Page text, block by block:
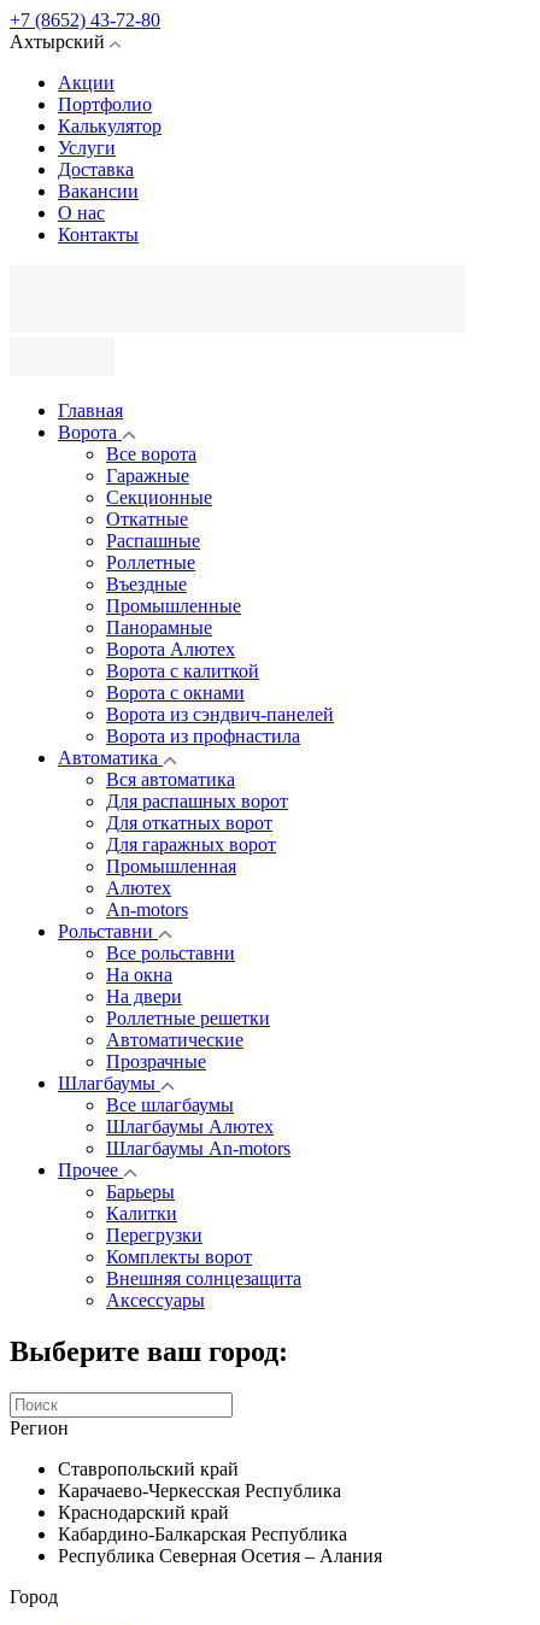
+7 (8652) 43-72-80
Ахтырский
Акции
Портфолио
Калькулятор
Услуги
Доставка
Вакансии
О нас
Контакты
Главная
Ворота
Все ворота
Гаражные
Секционные
Откатные
Распашные
Роллетные
Въездные
Промышленные
Панорамные
Ворота Алютех
Ворота с калиткой
Ворота c окнами
Ворота из сэндвич-панелей
Ворота из профнастила
Автоматика
Вся автоматика
Для распашных ворот
Для откатных ворот
Для гаражных ворот
Промышленная
Алютех
An-motors
Рольставни
Все рольставни
На окна
На двери
Роллетные решетки
Автоматические
Прозрачные
Шлагбаумы
Все шлагбаумы
Шлагбаумы Алютех
Шлагбаумы An-motors
Прочее
Барьеры
Калитки
Перегрузки
Комплекты ворот
Внешняя солнцезащита
Аксессуары
Выберите ваш город:
Регион
Ставропольский край
Карачаево-Черкесская Республика
Краснодарский край
Кабардино-Балкарская Республика
Республика Северная Осетия – Алания
Город